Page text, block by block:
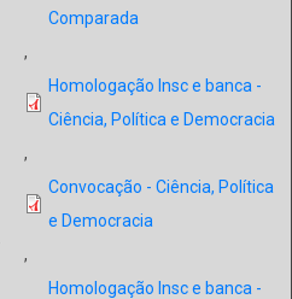
Comparada
,
Homologação Insc e banca -
Ciência, Política e Democracia
,
Convocação - Ciência, Política
e Democracia
,
Homologação Insc e banca -